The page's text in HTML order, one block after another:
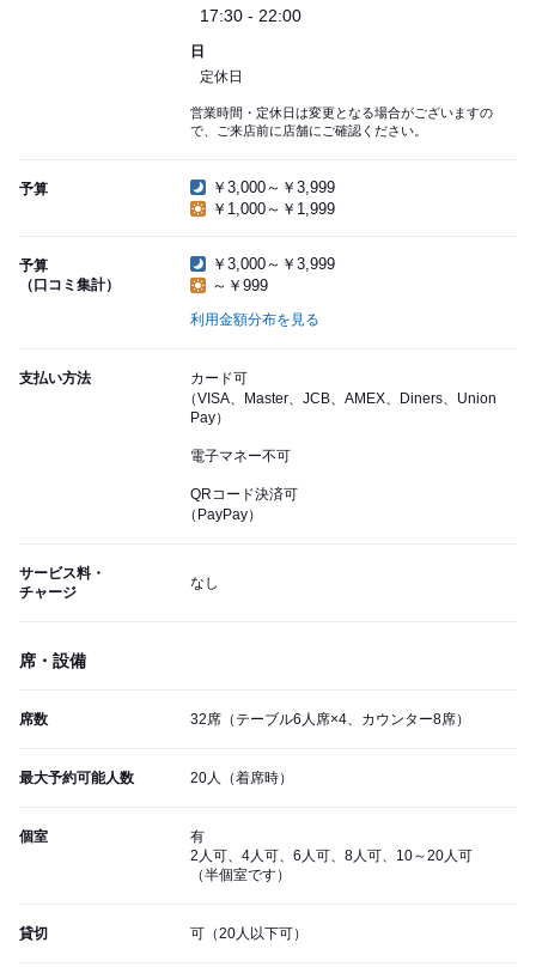
17:30 - 22:00
日
定休日
営業時間・定休日は変更となる場合がございますの
で、ご来店前に店舗にご確認ください。
予算
￥3,000～￥3,999
￥1,000～￥1,999
予算
（口コミ集計）
￥3,000～￥3,999
～￥999
利用金額分布を見る
支払い方法
カード可
（VISA、Master、JCB、AMEX、Diners、Union
Pay）
電子マネー不可
QRコード決済可
（PayPay）
サービス料・
チャージ
なし
席・設備
席数 32席（テーブル6人席×4、カウンター8席）
最大予約可能人数 20人（着席時）
個室
有
2人可、4人可、6人可、8人可、10～20人可
（半個室です）
貸切 可（20人以下可）